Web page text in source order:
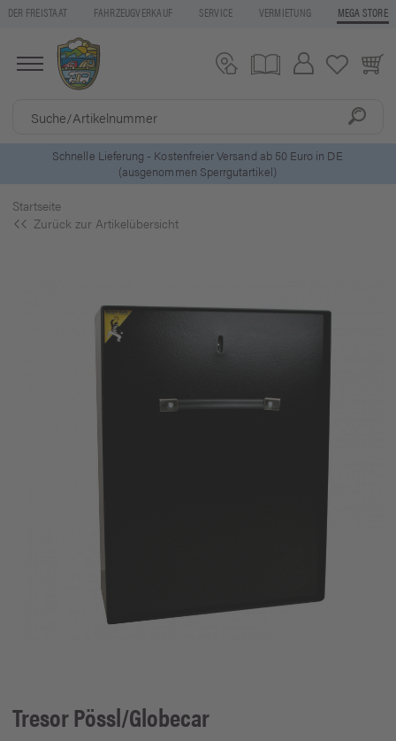
DER FREISTAAT FAHRZEUGVERKAUF SERVICE VERMIETUNG MEGA STORE
Schnelle Lieferung - Kostenfreier Versand ab 50 Euro in DE
(ausgenommen Sperrgutartikel)
Startseite
Zurück zur Artikelübersicht
Tresor Pössl/Globecar